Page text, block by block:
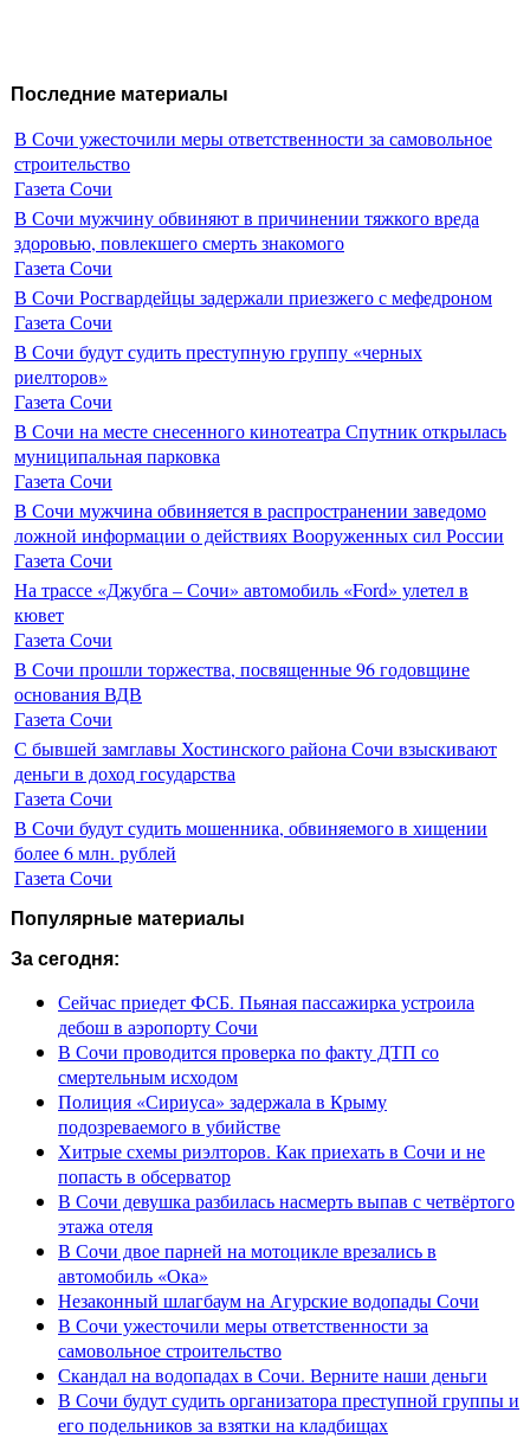
Последние материалы
В Сочи ужесточили меры ответственности за самовольное
строительство
Газета Сочи
В Сочи мужчину обвиняют в причинении тяжкого вреда
здоровью, повлекшего смерть знакомого
Газета Сочи
В Сочи Росгвардейцы задержали приезжего с мефедроном
Газета Сочи
В Сочи будут судить преступную группу «черных
риелторов»
Газета Сочи
В Сочи на месте снесенного кинотеатра Спутник открылась
муниципальная парковка
Газета Сочи
В Сочи мужчина обвиняется в распространении заведомо
ложной информации о действиях Вооруженных сил России
Газета Сочи
На трассе «Джубга – Сочи» автомобиль «Ford» улетел в
кювет
Газета Сочи
В Сочи прошли торжества, посвященные 96 годовщине
основания ВДВ
Газета Сочи
С бывшей замглавы Хостинского района Сочи взыскивают
деньги в доход государства
Газета Сочи
В Сочи будут судить мошенника, обвиняемого в хищении
более 6 млн. рублей
Газета Сочи
Популярные материалы
За сегодня:
Сейчас приедет ФСБ. Пьяная пассажирка устроила
дебош в аэропорту Сочи
В Сочи проводится проверка по факту ДТП со
смертельным исходом
Полиция «Сириуса» задержала в Крыму
подозреваемого в убийстве
Хитрые схемы риэлторов. Как приехать в Сочи и не
попасть в обсерватор
В Сочи девушка разбилась насмерть выпав с четвёртого
этажа отеля
В Сочи двое парней на мотоцикле врезались в
автомобиль «Ока»
Незаконный шлагбаум на Агурские водопады Сочи
В Сочи ужесточили меры ответственности за
самовольное строительство
Скандал на водопадах в Сочи. Верните наши деньги
В Сочи будут судить организатора преступной группы и
его подельников за взятки на кладбищах